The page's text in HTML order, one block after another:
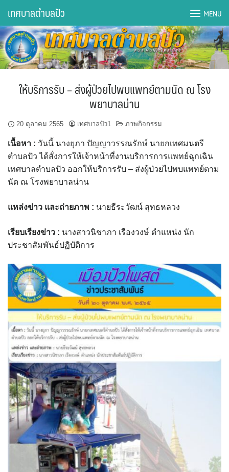
content
DWQA Ask Question
DWQA Questions
กองการศึกษา
กองคลัง
กองช่าง
กองยุทธศาสตร์และงบประมาณ
กองสาธารณสุขฯ
การเปิดเผยข้อมูลข่าวสารปี 2566 integrity transparency
assessment ITA2023
ข้อกำหนดการใช้งาน
ข้อมูลประชากร
ข้อมูลพื้นฐานของศูนย์บริการนักท่องเที่ยว เทศบาลตำบลปัว
ขั้นตอนการขอรับบริการ
งบแสดงฐานะการคลัง
งบแสดงฐานะการเงิน เทศบาลตำบลปัว ประจำปีงบประมาณ 2561
ติดต่อหน่วยงาน
ที่พัก
Amante Baristro Hotel & Cafe’ @Pua
เทศบาลตำบลปัว MENU
ให้บริการรับ – ส่งผู้ป่วยไปพบแพทย์ตามนัด ณ โรง
พยาบาลน่าน
20 ตุลาคม 2565 เทศบาลปัว1 ภาพกิจกรรม
เนื้อหา : วันนี้ นางยุภา ปัญญาวรรณรักษ์ นายกเทศมนตรี
ตำบลปัว ได้สั่งการให้เจ้าหน้าที่งานบริการการแพทย์ฉุกเฉิน
เทศบาลตำบลปัว ออกให้บริการรับ – ส่งผู้ป่วยไปพบแพทย์ตาม
นัด ณ โรงพยาบาลน่าน
แหล่งข่าว และถ่ายภาพ : นายธีระวัฒน์ สุทธหลวง
เรียบเรียงข่าว : นางสาวนิชาภา เรืองวงษ์ ตำแหน่ง นัก
ประชาสัมพันธ์ปฏิบัติการ